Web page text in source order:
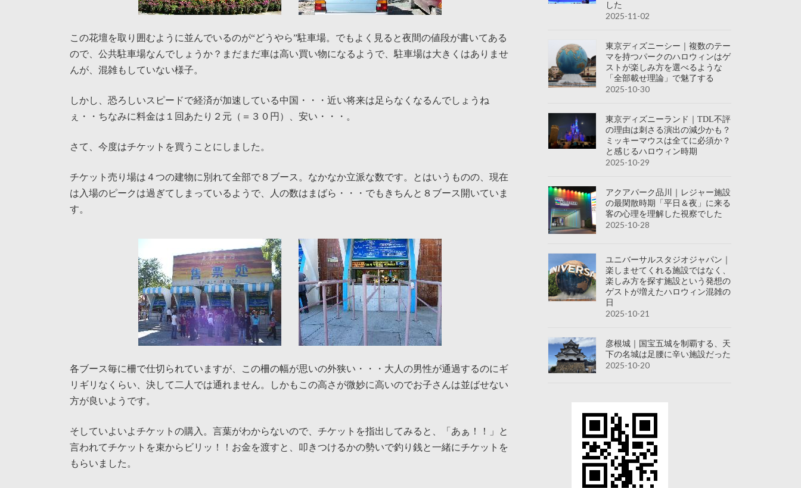
この花壇を取り囲むように並んでいるのが“どうやら”駐車場。でもよく見ると夜間の値段が書いてある
ので、公共駐車場なんでしょうか？まだまだ車は高い買い物になるようで、駐車場は大きくはありませ
んが、混雑もしていない様子。
しかし、恐ろしいスピードで経済が加速している中国・・・近い将来は足らなくなるんでしょうね
ぇ・・ちなみに料金は１回あたり２元（＝３０円）、安い・・・。
さて、今度はチケットを買うことにしました。
チケット売り場は４つの建物に別れて全部で８ブース。なかなか立派な数です。とはいうものの、現在
は入場のピークは過ぎてしまっているようで、人の数はまばら・・・でもきちんと８ブース開いていま
す。
各ブース毎に柵で仕切られていますが、この柵の幅が思いの外狭い・・・大人の男性が通過するのにギ
リギリなくらい、決して二人では通れません。しかもこの高さが微妙に高いのでお子さんは並ばせない
方が良いようです。
そしていよいよチケットの購入。言葉がわからないので、チケットを指出してみると、「あぁ！！」と
言われてチケットを束からビリッ！！お金を渡すと、叩きつけるかの勢いで釣り銭と一緒にチケットを
もらいました。
した
2025-11-02
東京ディズニーシー｜複数のテー
マを持つパークのハロウィンはゲ
ストが楽しみ方を選べるような
「全部載せ理論」で魅了する
2025-10-30
東京ディズニーランド｜TDL不評
の理由は刺さる演出の減少かも？
ミッキーマウスは全てに必須か？
と感じるハロウィン時期
2025-10-29
アクアパーク品川｜レジャー施設
の最閑散時期「平日＆夜」に来る
客の心理を理解した視察でした
2025-10-28
ユニバーサルスタジオジャパン｜
楽しませてくれる施設ではなく、
楽しみ方を探す施設という発想の
ゲストが増えたハロウィン混雑の
日
2025-10-21
彦根城｜国宝五城を制覇する、天
下の名城は足腰に辛い施設だった
2025-10-20